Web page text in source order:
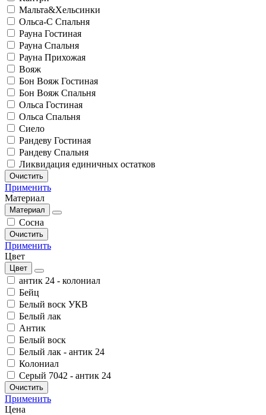
Мальта&Хельсинки
Ольса-С Спальня
Рауна Гостиная
Рауна Спальня
Рауна Прихожая
Вояж
Бон Вояж Гостиная
Бон Вояж Спальня
Ольса Гостиная
Ольса Спальня
Сиело
Рандеву Гостиная
Рандеву Спальня
Ликвидация единичных остатков
Очистить
Применить
Материал
Материал
Сосна
Очистить
Применить
Цвет
Цвет
антик 24 - колониал
Бейц
Белый воск УКВ
Белый лак
Антик
Белый воск
Белый лак - антик 24
Колониал
Серый 7042 - антик 24
Очистить
Применить
Цена